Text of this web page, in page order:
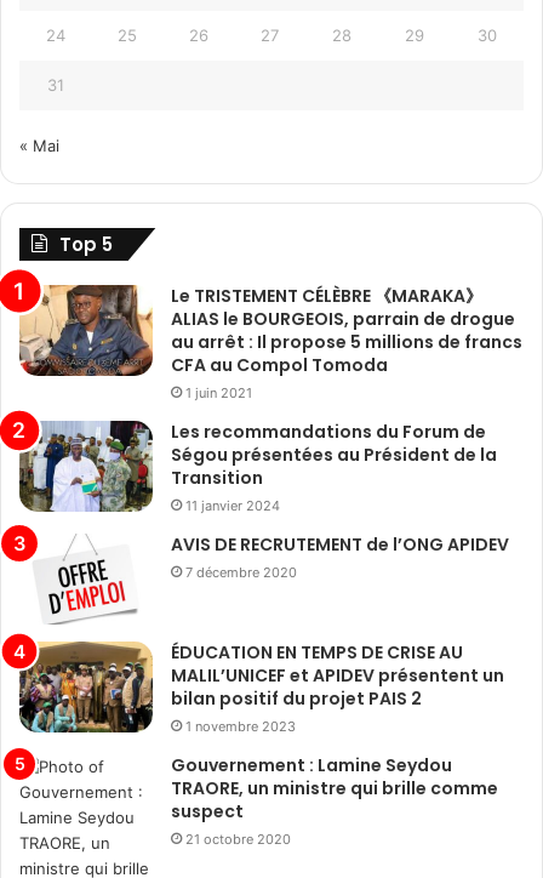
24 25 26 27 28 29 30
31
« Mai
Top 5
Le TRISTEMENT CÉLÈBRE 《MARAKA》
ALIAS le BOURGEOIS, parrain de drogue
au arrêt : Il propose 5 millions de francs
CFA au Compol Tomoda
1 juin 2021
Les recommandations du Forum de
Ségou présentées au Président de la
Transition
11 janvier 2024
AVIS DE RECRUTEMENT de l’ONG APIDEV
7 décembre 2020
ÉDUCATION EN TEMPS DE CRISE AU
MALIL’UNICEF et APIDEV présentent un
bilan positif du projet PAIS 2
1 novembre 2023
Gouvernement : Lamine Seydou
TRAORE, un ministre qui brille comme
suspect
21 octobre 2020